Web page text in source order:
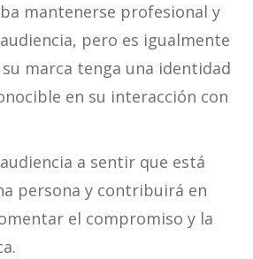
mantenerse profesional y
pero es igualmente
marca tenga una identidad
en su interacción con
a sentir que está
persona y contribuirá en
el compromiso y la